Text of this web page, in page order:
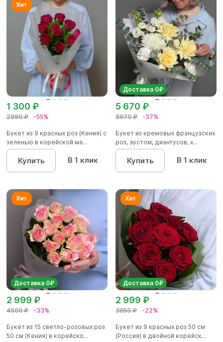
2890 ₽ -55%
1 300 ₽
Букет из 9 красных роз (Кения) с
зеленью в корейской ма...
Купить В 1 клик
Доставка 0₽
8970 ₽ -37%
5 670 ₽
Букет из кремовых французских
роз, эустом, диантусов, х...
Купить В 1 клик
Доставка 0₽
4500 ₽ -33%
2 999 ₽
Букет из 15 светло-розовых роз
50 см (Кения) в корейско...
Доставка 0₽
3850 ₽ -22%
2 999 ₽
Букет из 9 красных роз 50 см
(Россия) в двойной корейск...